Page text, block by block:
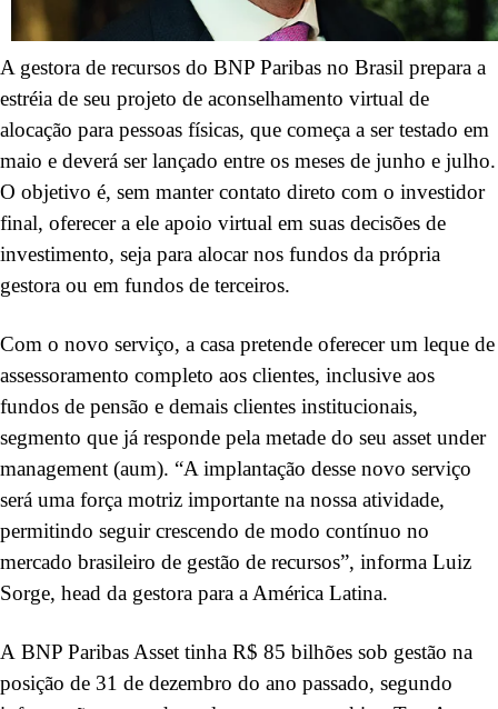
A gestora de recursos do BNP Paribas no Brasil prepara a
estréia de seu projeto de aconselhamento virtual de
alocação para pessoas físicas, que começa a ser testado em
maio e deverá ser lançado entre os meses de junho e julho.
O objetivo é, sem manter contato direto com o investidor
final, oferecer a ele apoio virtual em suas decisões de
investimento, seja para alocar nos fundos da própria
gestora ou em fundos de terceiros.
Com o novo serviço, a casa pretende oferecer um leque de
assessoramento completo aos clientes, inclusive aos
fundos de pensão e demais clientes institucionais,
segmento que já responde pela metade do seu asset under
management (aum). “A implantação desse novo serviço
será uma força motriz importante na nossa atividade,
permitindo seguir crescendo de modo contínuo no
mercado brasileiro de gestão de recursos”, informa Luiz
Sorge, head da gestora para a América Latina.
A BNP Paribas Asset tinha R$ 85 bilhões sob gestão na
posição de 31 de dezembro do ano passado, segundo